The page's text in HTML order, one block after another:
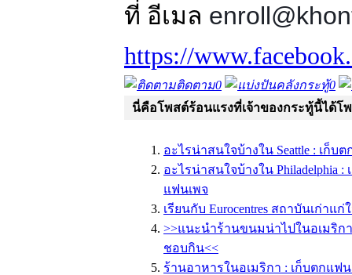
ที่ อีเมล
https://
ติดตาม0 คลังกระทู้0
นี่คือโพสต์ร้อนแรงที่เจ้าของกระทู้นี้ได้โพ
อะไรน่าสนใจบ้างใน Seattle : เก็บ
อะไรน่าสนใจบ้างใน Philadelphia :
แฟนเพจ
เรียนกับ Eurocentres สถาบันเก่าแ
>>แนะนำร้านขนมน่าไปในอเมริก
ชอบกิน<<
ร้านอาหารในอเมริกา : เก็บตกแฟน